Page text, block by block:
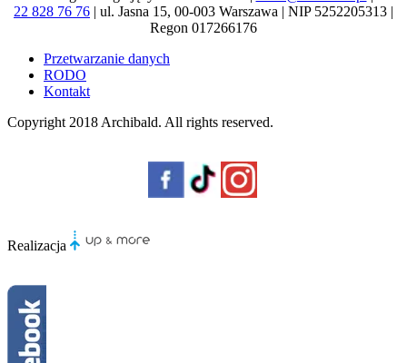
22 828 76 76 | ul. Jasna 15, 00-003 Warszawa | NIP 5252205313 |
Regon 017266176
Przetwarzanie danych
RODO
Kontakt
Copyright 2018 Archibald. All rights reserved.
Realizacja